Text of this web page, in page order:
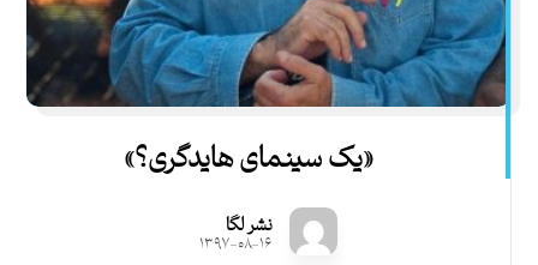
«یک سینمای هایدگری؟»
نشر لگا
۱۳۹۷-۰۸-۱۶